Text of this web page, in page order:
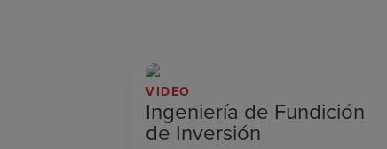
VIDEO
Ingeniería de Fundición
de Inversión